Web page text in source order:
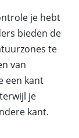
je hebt
bieden de
te
van
een kant
je
kant.